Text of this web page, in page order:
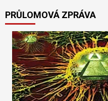
PRŮLOMOVÁ ZPRÁVA